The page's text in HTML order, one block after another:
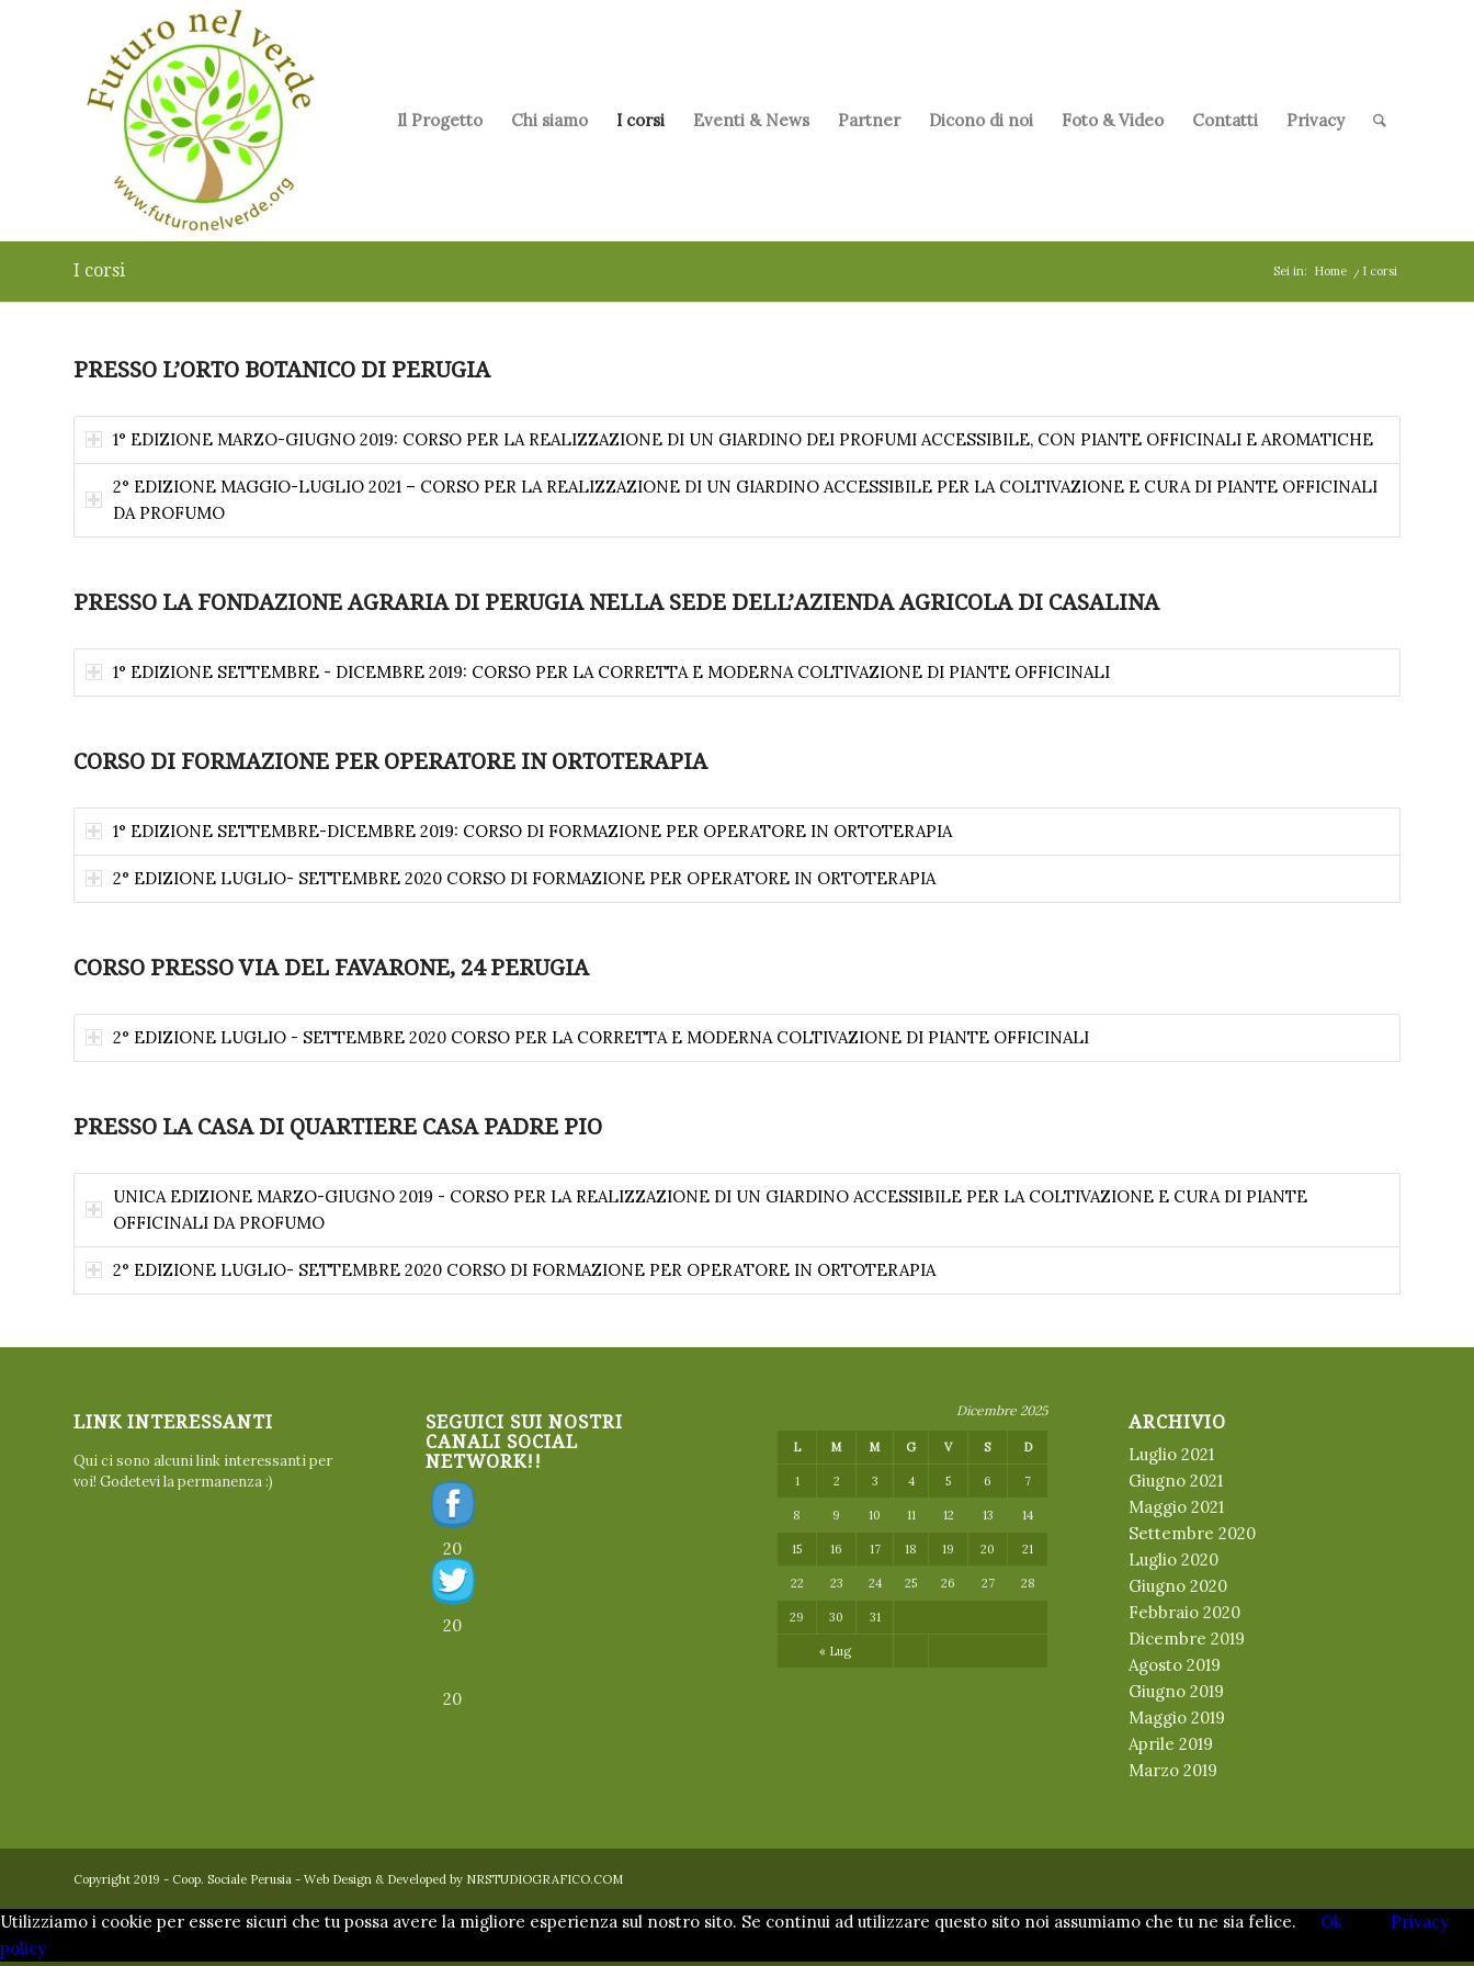
Il Progetto Chi siamo I corsi Eventi & News Partner Dicono di noi Foto & Video Contatti Privacy
I corsi Sei in: Home / I corsi
PRESSO L’ORTO BOTANICO DI PERUGIA
1° EDIZIONE MARZO-GIUGNO 2019: CORSO PER LA REALIZZAZIONE DI UN GIARDINO DEI PROFUMI ACCESSIBILE, CON PIANTE OFFICINALI E AROMATICHE
2° EDIZIONE MAGGIO-LUGLIO 2021 – CORSO PER LA REALIZZAZIONE DI UN GIARDINO ACCESSIBILE PER LA COLTIVAZIONE E CURA DI PIANTE OFFICINALI
DA PROFUMO
PRESSO LA FONDAZIONE AGRARIA DI PERUGIA NELLA SEDE DELL’AZIENDA AGRICOLA DI CASALINA
1° EDIZIONE SETTEMBRE - DICEMBRE 2019: CORSO PER LA CORRETTA E MODERNA COLTIVAZIONE DI PIANTE OFFICINALI
CORSO DI FORMAZIONE PER OPERATORE IN ORTOTERAPIA
1° EDIZIONE SETTEMBRE-DICEMBRE 2019: CORSO DI FORMAZIONE PER OPERATORE IN ORTOTERAPIA
2° EDIZIONE LUGLIO- SETTEMBRE 2020 CORSO DI FORMAZIONE PER OPERATORE IN ORTOTERAPIA
CORSO PRESSO VIA DEL FAVARONE, 24 PERUGIA
2° EDIZIONE LUGLIO - SETTEMBRE 2020 CORSO PER LA CORRETTA E MODERNA COLTIVAZIONE DI PIANTE OFFICINALI
PRESSO LA CASA DI QUARTIERE CASA PADRE PIO
UNICA EDIZIONE MARZO-GIUGNO 2019 - CORSO PER LA REALIZZAZIONE DI UN GIARDINO ACCESSIBILE PER LA COLTIVAZIONE E CURA DI PIANTE
OFFICINALI DA PROFUMO
2° EDIZIONE LUGLIO- SETTEMBRE 2020 CORSO DI FORMAZIONE PER OPERATORE IN ORTOTERAPIA
LINK INTERESSANTI
Qui ci sono alcuni link interessanti per
voi! Godetevi la permanenza :)
SEGUICI SUI NOSTRI
CANALI SOCIAL
NETWORK!!
20
20
20
Dicembre 2025
L M M G V S D
« Lug
1 2 3 4 5 6 7
8 9 10 11 12 13 14
15 16 17 18 19 20 21
22 23 24 25 26 27 28
29 30 31
ARCHIVIO
Luglio 2021
Giugno 2021
Maggio 2021
Settembre 2020
Luglio 2020
Giugno 2020
Febbraio 2020
Dicembre 2019
Agosto 2019
Giugno 2019
Maggio 2019
Aprile 2019
Marzo 2019
Copyright 2019 - Coop. Sociale Perusia - Web Design & Developed by NRSTUDIOGRAFICO.COM
Utilizziamo i cookie per essere sicuri che tu possa avere la migliore esperienza sul nostro sito. Se continui ad utilizzare questo sito noi assumiamo che tu ne sia felice. Ok
Privacy
policy